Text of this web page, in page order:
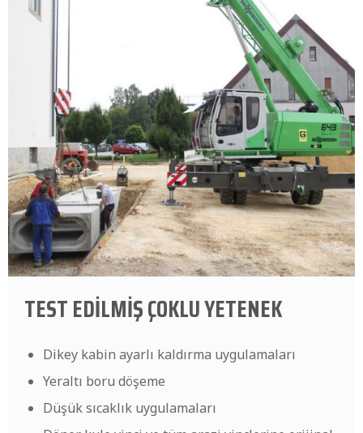
TEST EDİLMİŞ ÇOKLU YETENEK
Dikey kabin ayarlı kaldırma uygulamaları
Yeraltı boru döşeme
Düşük sıcaklık uygulamaları